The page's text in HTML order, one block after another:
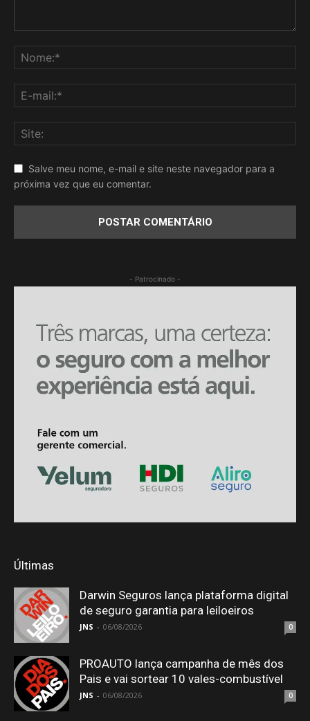
Salve meu nome, e-mail e site neste navegador para a
próxima vez que eu comentar.
- Patrocinado -
Últimas
Darwin Seguros lança plataforma digital
de seguro garantia para leiloeiros
JNS - 06/08/2026 0
PROAUTO lança campanha de mês dos
Pais e vai sortear 10 vales-combustível
JNS - 06/08/2026 0